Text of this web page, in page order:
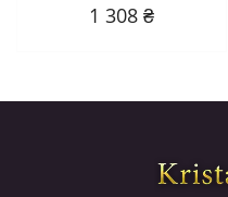
1 308 ₴